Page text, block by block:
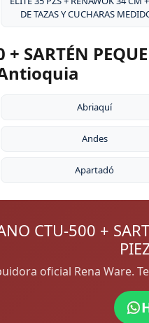
DE TAZAS Y CUCHARAS
SARTÉN
Abriaquí
Andes
Apartadó
CTU-500 +
oficial Rena Ware.